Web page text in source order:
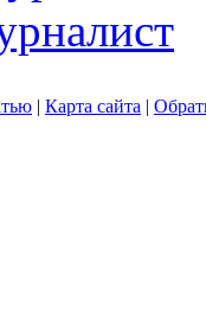
| Карта сайта |